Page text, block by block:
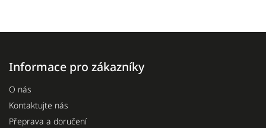
Informace pro zákazníky
O nás
Kontaktujte nás
Přeprava a doručení